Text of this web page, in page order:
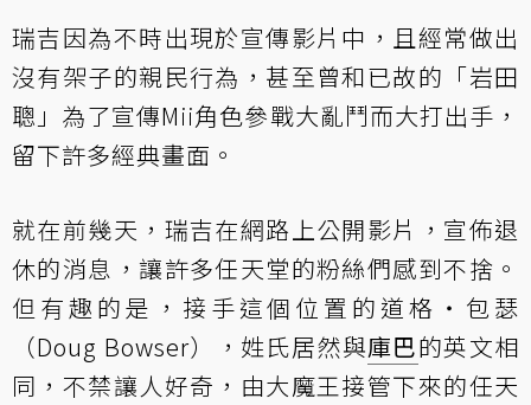
瑞吉因為不時出現於宣傳影片中，且經常做出
沒有架子的親民行為，甚至曾和已故的「岩田
聰」為了宣傳Mii角色參戰大亂鬥而大打出手，
留下許多經典畫面。
就在前幾天，瑞吉在網路上公開影片，宣佈退
休的消息，讓許多任天堂的粉絲們感到不捨。
但有趣的是，接手這個位置的道格‧包瑟
（Doug Bowser），姓氏居然與庫巴的英文相
同，不禁讓人好奇，由大魔王接管下來的任天